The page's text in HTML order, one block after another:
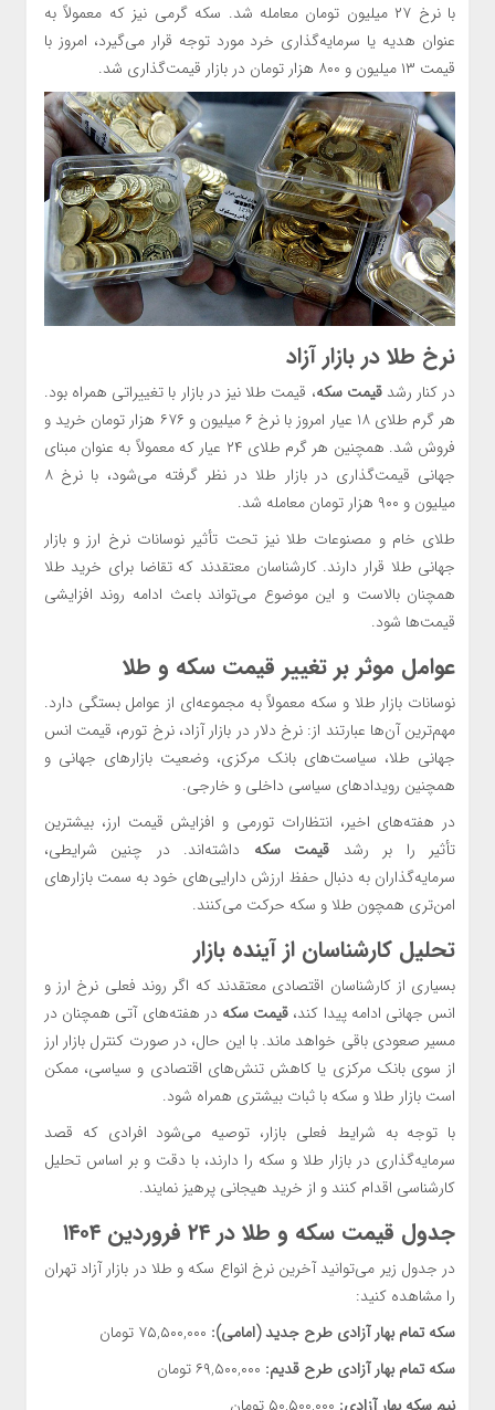
با نرخ ۲۷ میلیون تومان معامله شد. سکه گرمی نیز که معمولاً به
عنوان هدیه یا سرمایه‌گذاری خرد مورد توجه قرار می‌گیرد، امروز با
قیمت ۱۳ میلیون و ۸۰۰ هزار تومان در بازار قیمت‌گذاری شد.
نرخ طلا در بازار آزاد
در کنار رشدقیمت سکه، قیمت طلا نیز در بازار با تغییراتی همراه بود.
هر گرم طلای ۱۸ عیار امروز با نرخ ۶ میلیون و ۶۷۶ هزار تومان خرید و
فروش شد. همچنین هر گرم طلای ۲۴ عیار که معمولاً به عنوان مبنای
جهانی قیمت‌گذاری در بازار طلا در نظر گرفته می‌شود، با نرخ ۸
میلیون و ۹۰۰ هزار تومان معامله شد.
طلای خام و مصنوعات طلا نیز تحت تأثیر نوسانات نرخ ارز و بازار
جهانی طلا قرار دارند. کارشناسان معتقدند که تقاضا برای خرید طلا
همچنان بالاست و این موضوع می‌تواند باعث ادامه روند افزایشی
قیمت‌ها شود.
عوامل موثر بر تغییر قیمت سکه و طلا
نوسانات بازار طلا و سکه معمولاً به مجموعه‌ای از عوامل بستگی دارد.
مهم‌ترین آن‌ها عبارتند از: نرخ دلار در بازار آزاد، نرخ تورم، قیمت انس
جهانی طلا، سیاست‌های بانک مرکزی، وضعیت بازارهای جهانی و
همچنین رویدادهای سیاسی داخلی و خارجی.
در هفته‌های اخیر، انتظارات تورمی و افزایش قیمت ارز، بیشترین
تأثیر را بر رشد قیمت سکه داشته‌اند. در چنین شرایطی،
سرمایه‌گذاران به دنبال حفظ ارزش دارایی‌های خود به سمت بازارهای
امن‌تری همچون طلا و سکه حرکت می‌کنند.
تحلیل کارشناسان از آینده بازار
بسیاری از کارشناسان اقتصادی معتقدند که اگر روند فعلی نرخ ارز و
انس جهانی ادامه پیدا کند، قیمت سکه در هفته‌های آتی همچنان در
مسیر صعودی باقی خواهد ماند. با این حال، در صورت کنترل بازار ارز
از سوی بانک مرکزی یا کاهش تنش‌های اقتصادی و سیاسی، ممکن
است بازار طلا و سکه با ثبات بیشتری همراه شود.
با توجه به شرایط فعلی بازار، توصیه می‌شود افرادی که قصد
سرمایه‌گذاری در بازار طلا و سکه را دارند، با دقت و بر اساس تحلیل
کارشناسی اقدام کنند و از خرید هیجانی پرهیز نمایند.
جدول قیمت سکه و طلا در ۲۴ فروردین ۱۴۰۴
در جدول زیر می‌توانید آخرین نرخ انواع سکه و طلا در بازار آزاد تهران
را مشاهده کنید:
سکه تمام بهار آزادی طرح جدید (امامی):
سکه تمام بهار آزادی طرح قدیم: